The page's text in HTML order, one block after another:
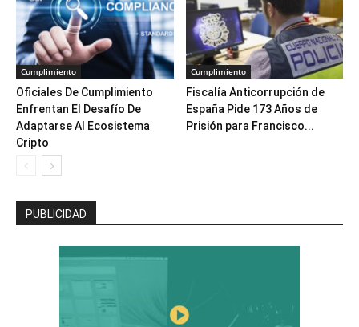
Cumplimiento
Oficiales De Cumplimiento
Enfrentan El Desafío De
Adaptarse Al Ecosistema
Cripto
Cumplimiento
Fiscalía Anticorrupción de
España Pide 173 Años de
Prisión para Francisco...
PUBLICIDAD